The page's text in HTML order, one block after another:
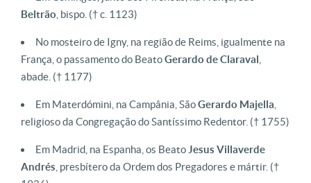
Beltrão , bispo. († c. 1123)
No mosteiro de Igny, na região de Reims, igualmente na
França, o passamento do BeatoGerardo deClaraval
abade. († 1177)
Em Materdómini, na Campânia, SãoGerardo Majella
religioso da Congregação do Santíssimo Redentor. († 1755)
Em Madrid, na Espanha, os Beato Jesus Villaverde
Andrés , presbítero da Ordem dos Pregadores e mártir. (†